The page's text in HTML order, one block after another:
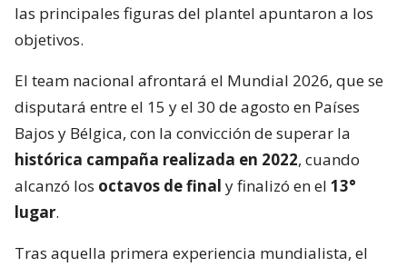
las principales figuras del plantel apuntaron a los
objetivos.
El team nacional afrontará el Mundial 2026, que se
disputará entre el 15 y el 30 de agosto en Países
Bajos y Bélgica, con la convicción de superar la
histórica campaña realizada en 2022, cuando
alcanzó los octavos de final y finalizó en el 13°
lugar.
Tras aquella primera experiencia mundialista, el